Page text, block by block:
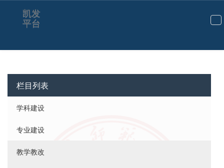
切
航
凯发
平台
栏目列表
学科建设
专业建设
教学教改